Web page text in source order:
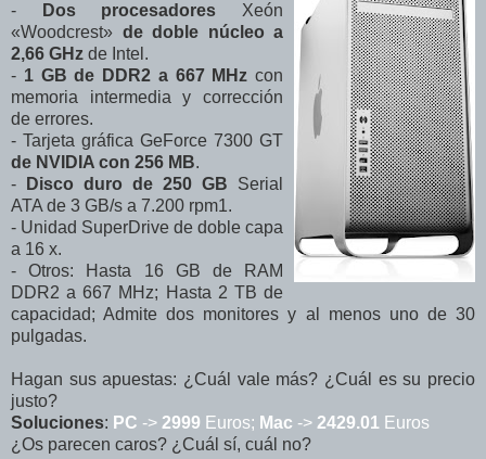
-
Dos procesadores Xeón
«Woodcrest» de doble núcleo a
2,66 GHz de Intel.
- 1 GB de DDR2 a 667 MHz con
memoria intermedia y corrección
de errores.
- Tarjeta gráfica GeForce 7300 GT
de NVIDIA con 256 MB.
-
Disco duro de 250 GB Serial
ATA de 3 GB/s a 7.200 rpm1.
- Unidad SuperDrive de doble capa
a 16 x.
- Otros: Hasta 16 GB de RAM
DDR2 a 667 MHz; Hasta 2 TB de
capacidad; Admite dos monitores y al menos uno de 30
pulgadas.
Hagan sus apuestas: ¿Cuál vale más? ¿Cuál es su precio
justo?
Soluciones: PC -> 2999 Euros; Mac -> 2429.01 Euros
¿Os parecen caros? ¿Cuál sí, cuál no?